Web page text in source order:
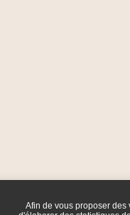
Afin de vous proposer des